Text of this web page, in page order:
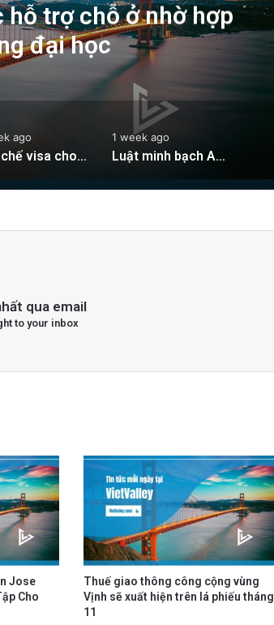
trợ chỗ ở nhờ hợp
đại học
ago
Hạn chế visa cho sinh viên quốc tế: Thách thức mới cho Silicon Valley
1 week ago
Luật minh bạch AI của các nhà lập pháp Vùng Vịnh có hiệu lực từ Thứ Bảy
qua email
to your inbox
Jose
Cho
Thuế giao thông công cộng vùng
Vịnh sẽ xuất hiện trên lá phiếu tháng
11